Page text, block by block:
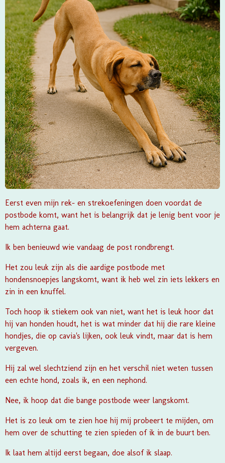
Eerst even mijn rek- en strekoefeningen doen voordat de
postbode komt, want het is belangrijk dat je lenig bent voor je
hem achterna gaat.
Ik ben benieuwd wie vandaag de post rondbrengt.
Het zou leuk zijn als die aardige postbode met
hondensnoepjes langskomt, want ik heb wel zin iets lekkers en
zin in een knuffel.
Toch hoop ik stiekem ook van niet, want het is leuk hoor dat
hij van honden houdt, het is wat minder dat hij die rare kleine
hondjes, die op cavia's lijken, ook leuk vindt, maar dat is hem
vergeven.
Hij zal wel slechtziend zijn en het verschil niet weten tussen
een echte hond, zoals ik, en een nephond.
Nee, ik hoop dat die bange postbode weer langskomt.
Het is zo leuk om te zien hoe hij mij probeert te mijden, om
hem over de schutting te zien spieden of ik in de buurt ben.
Ik laat hem altijd eerst begaan, doe alsof ik slaap.